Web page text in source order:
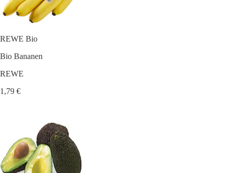
REWE Bio
Bio Bananen
REWE
1,79 €